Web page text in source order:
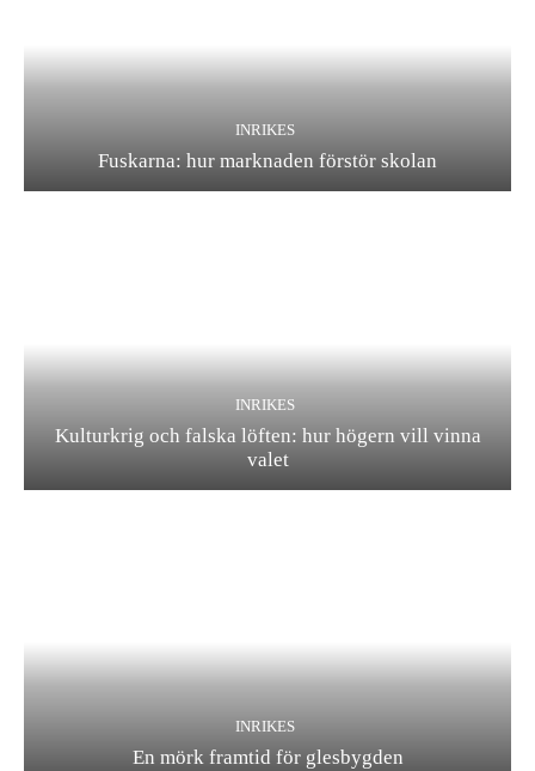
INRIKES
Fuskarna: hur marknaden förstör skolan
INRIKES
Kulturkrig och falska löften: hur högern vill vinna
valet
INRIKES
En mörk framtid för glesbygden